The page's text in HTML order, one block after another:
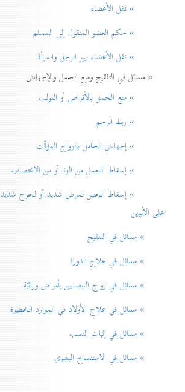
» نقل الأعضاء
» حكم العضو المنقول إلی المسلم
» نقل الأعضاء بين الرجل والمرأة
» مسائل في التلقيح ومنع الحمل والإجهاض
» منع الحمل بالأقراص أو اللولب
» ربط الرحم
» إجهاض الحامل بالزواج المؤقّت
» إسقاط الحمل من الزنا أو من الاغتصاب
» إسقاط الجنين لمرض شديد أو لحرج شديد
على الأبوين
» مسائل في التلقيح
» مسائل في علاج الدورة
» مسائل في زواج المصابين بأمراض وراثيّة
» مسائل في علاج الأولاد في الموارد الخطيرة
» مسائل في إثبات النسب
» مسائل في الاستنساخ البشري